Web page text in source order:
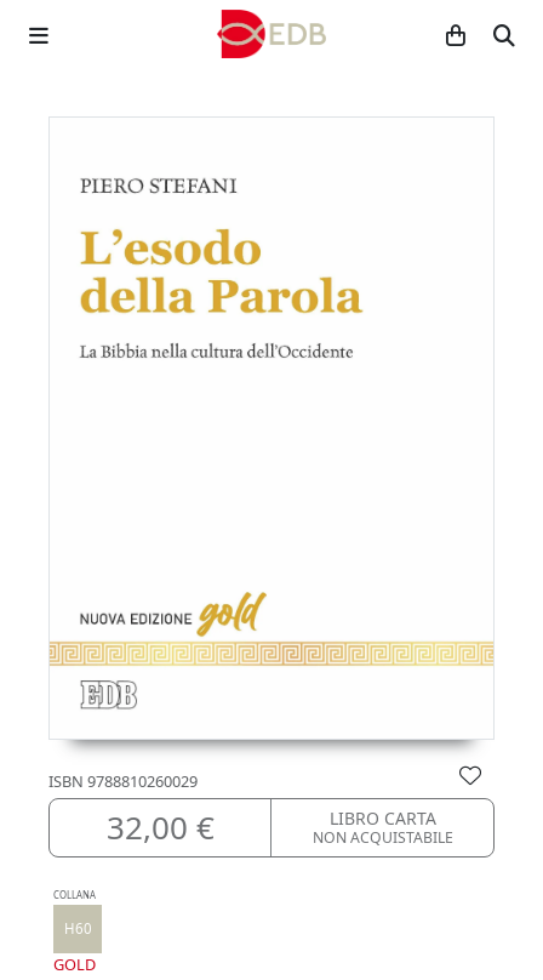
ISBN 9788810260029
32,00 € LIBRO CARTA
NON ACQUISTABILE
COLLANA
H60
GOLD